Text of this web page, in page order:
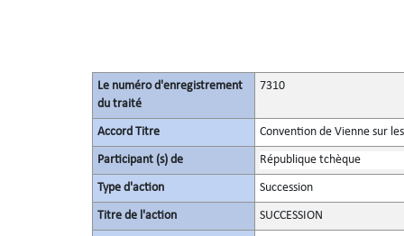
Le numéro d'enregistrement
du traité
7310
Accord Titre Convention de Vienne sur
Participant (s) de République tchèque
Type d'action Succession
Titre de l'action SUCCESSION